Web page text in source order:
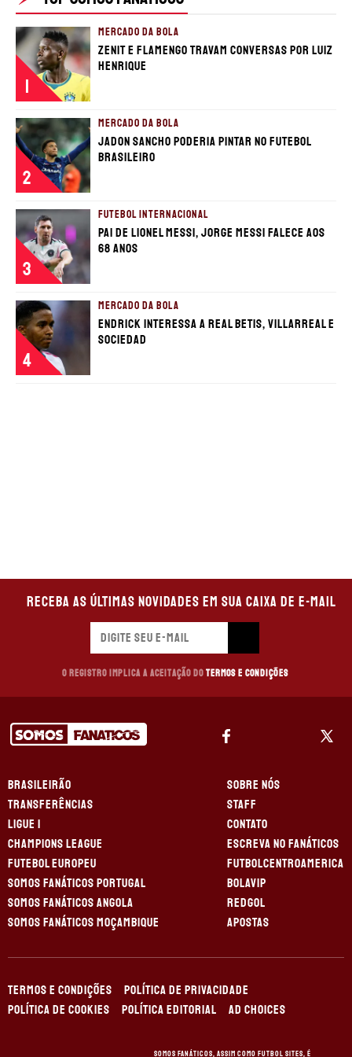
1
MERCADO DA BOLA
Zenit e Flamengo travam conversas por Luiz
Henrique
2
MERCADO DA BOLA
Jadon Sancho poderia pintar no futebol
brasileiro
3
FUTEBOL INTERNACIONAL
Pai de Lionel Messi, Jorge Messi falece aos
68 anos
4
MERCADO DA BOLA
Endrick interessa a Real Betis, Villarreal e
Sociedad
Receba as últimas novidades em sua caixa de e-mail
O registro implica a aceitação do Termos e Condições
BRASILEIRÃO
TRANSFERÊNCIAS
LIGUE 1
CHAMPIONS LEAGUE
FUTEBOL EUROPEU
SOMOS FANÁTICOS PORTUGAL
SOMOS FANÁTICOS ANGOLA
SOMOS FANÁTICOS MOÇAMBIQUE
SOBRE NÓS
STAFF
CONTATO
ESCREVA NO FANÁTICOS
FUTBOLCENTROAMERICA
BOLAVIP
REDGOL
APOSTAS
TERMOS E CONDIÇÕES
POLÍTICA DE PRIVACIDADE
POLÍTICA DE COOKIES
POLÍTICA EDITORIAL AD CHOICES
Somos Fanáticos, assim como Futbol Sites, é